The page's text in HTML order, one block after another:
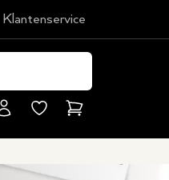
Klantenservice
Winkelmand